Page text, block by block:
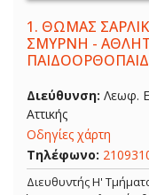
1. ΘΩΜΑΣ
ΣΜΥΡΝΗ -
Διεύθυνση: Λεωφ.
Αττικής
Οδηγίες χάρτη
Τηλέφωνο:
Διευθυντής Η'